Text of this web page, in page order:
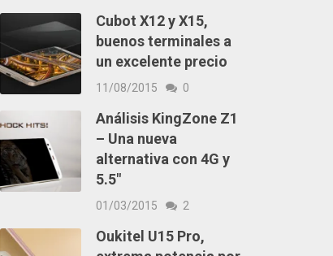
Cubot X12 y X15,
buenos terminales a
un excelente precio
11/08/2015 0
Análisis KingZone Z1
– Una nueva
alternativa con 4G y
5.5″
01/03/2015 2
Oukitel U15 Pro,